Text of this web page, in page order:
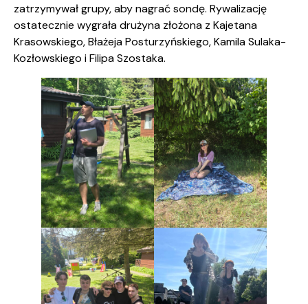
zatrzymywał grupy, aby nagrać sondę. Rywalizację
ostatecznie wygrała drużyna złożona z Kajetana
Krasowskiego, Błażeja Posturzyńskiego, Kamila Sulaka-
Kozłowskiego i Filipa Szostaka.